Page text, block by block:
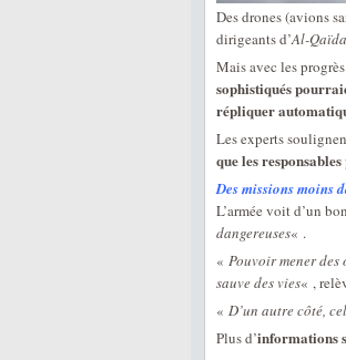
Des drones (avions
dirigeants d’Al-Qaïda
Mais avec les
sophistiqués
répliquer
Les experts
que les
Des missions moins
L’armée voit d’un
dangereuses« .
« Pouvoir mener des
sauve des vies« ,
« D’un autre côté,
Plus d’informations